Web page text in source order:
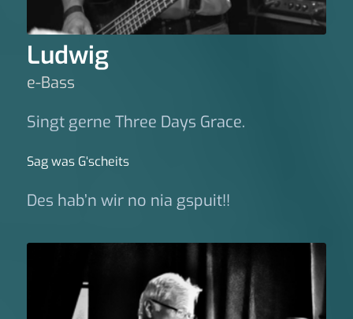
Ludwig
e-Bass
Singt gerne Three Days Grace.
Sag was G‘scheits
Des hab’n wir no nia gspuit!!